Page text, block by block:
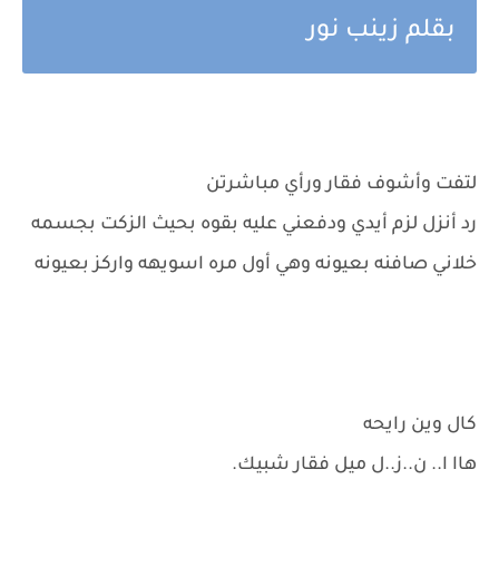
بقلم زينب نور
لتفت وأشوف فقار ورأي مباشرتن
رد أنزل لزم أيدي ودفعني عليه بقوه بحيث الزكت بجسمه
خلاني صافنه بعيونه وهي أول مره اسويهه واركز بعيونه
كال وين رايحه
هاا ا.. ن..ز..ل ميل فقار شبيك.